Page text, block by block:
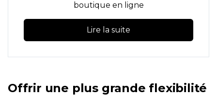
boutique en ligne
Lire la suite
Offrir une plus grande flexibilité